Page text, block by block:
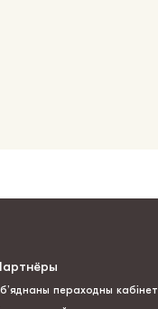
пераходны кабінет